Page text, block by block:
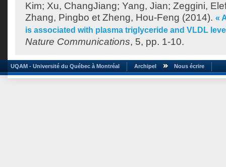
Kim; Xu, ChangJiang; Yang, Jian; Zeggini,
Zhang, Pingbo et Zheng, Hou-Feng (2014). «
is associated with plasma triglyceride and VLDL
Nature Communications, 5, pp. 1-10.
UQAM - Université du Québec à Montréal Archipel Nous écrire